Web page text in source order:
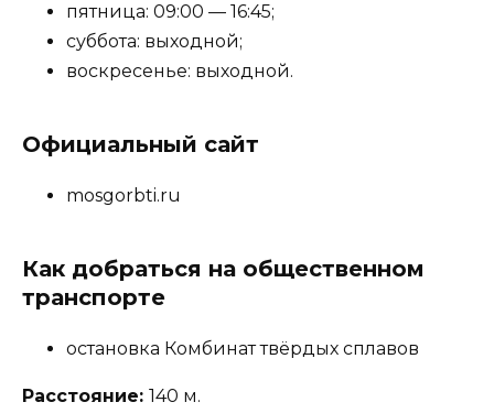
пятница: 09:00 — 16:45;
суббота: выходной;
воскресенье: выходной.
Официальный сайт
mosgorbti.ru
Как добраться на общественном
транспорте
остановка Комбинат твёрдых сплавов
Расстояние: 140 м.